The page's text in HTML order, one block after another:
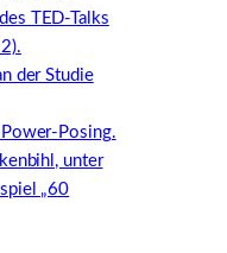
TED-Talks
der Studie
Posing.
unter
„60